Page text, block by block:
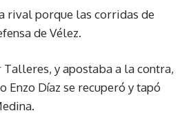
rival porque las corridas de
de Vélez.
y apostaba a la contra,
Enzo Díaz se recuperó y tapó